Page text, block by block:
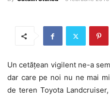
Un cetățean vigilent ne-a
dar care pe noi nu ne mai
de teren Toyota